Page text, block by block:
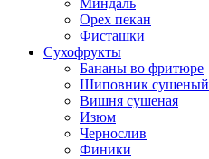
Миндаль
Орех пекан
Фисташки
Сухофрукты
Бананы во фритюре
Шиповник сушеный
Вишня сушеная
Изюм
Чернослив
Финики